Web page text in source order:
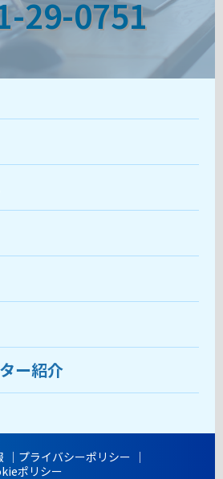
29-0751
気の講座
を探す
め
れ
問ー紹介
プライバシーポリシー
ポリシー